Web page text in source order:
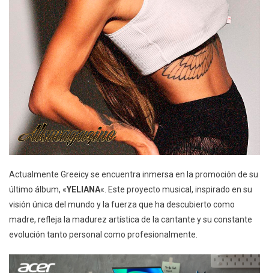
Actualmente Greeicy se encuentra inmersa en la promoción de su
último álbum, «YELIANA«. Este proyecto musical, inspirado en su
visión única del mundo y la fuerza que ha descubierto como
madre, refleja la madurez artística de la cantante y su constante
evolución tanto personal como profesionalmente.